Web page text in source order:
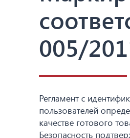
005/
Регламент с
пользователей
качестве готового
Безопасность